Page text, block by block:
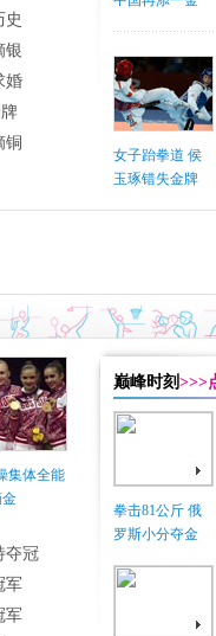
史
银
婚
铜
女子跆拳道 侯
玉琢错失金牌
集体全能
夺冠
军
军
巅峰时刻>>>
拳击81公斤 俄
罗斯小分夺金